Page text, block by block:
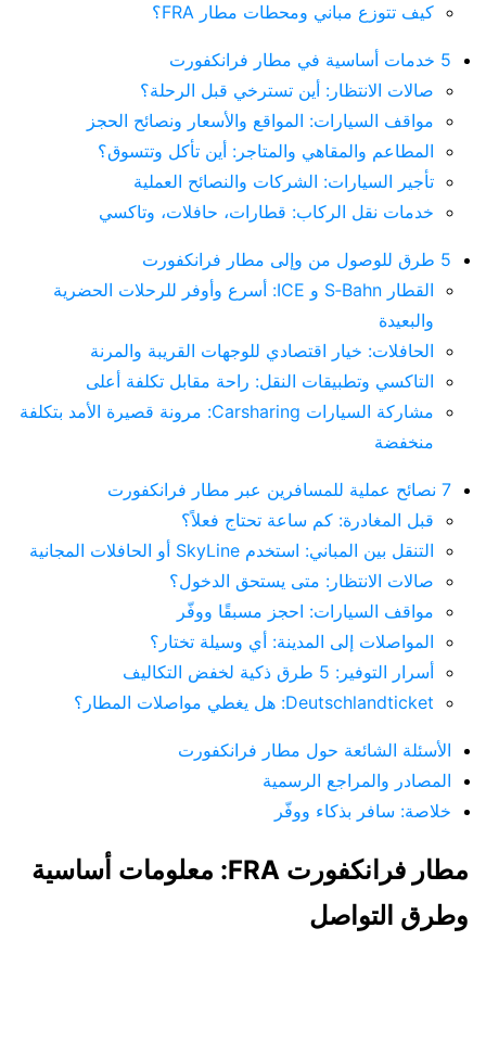
كيف تتوزع مباني ومحطات مطار FRA؟
5 خدمات أساسية في مطار فرانكفورت
صالات الانتظار: أين تسترخي قبل الرحلة؟
مواقف السيارات: المواقع والأسعار ونصائح الحجز
المطاعم والمقاهي والمتاجر: أين تأكل وتتسوق؟
تأجير السيارات: الشركات والنصائح العملية
خدمات نقل الركاب: قطارات، حافلات، وتاكسي
5 طرق للوصول من وإلى مطار فرانكفورت
القطار S‑Bahn و ICE: أسرع وأوفر للرحلات الحضرية
والبعيدة
الحافلات: خيار اقتصادي للوجهات القريبة والمرنة
التاكسي وتطبيقات النقل: راحة مقابل تكلفة أعلى
مشاركة السيارات Carsharing: مرونة قصيرة الأمد بتكلفة
منخفضة
7 نصائح عملية للمسافرين عبر مطار فرانكفورت
قبل المغادرة: كم ساعة تحتاج فعلاً؟
التنقل بين المباني: استخدم SkyLine أو الحافلات المجانية
صالات الانتظار: متى يستحق الدخول؟
مواقف السيارات: احجز مسبقًا ووفّر
المواصلات إلى المدينة: أي وسيلة تختار؟
أسرار التوفير: 5 طرق ذكية لخفض التكاليف
Deutschlandticket: هل يغطي مواصلات المطار؟
الأسئلة الشائعة حول مطار فرانكفورت
المصادر والمراجع الرسمية
خلاصة: سافر بذكاء ووفّر
مطار فرانكفورت FRA: معلومات أساسية
وطرق التواصل